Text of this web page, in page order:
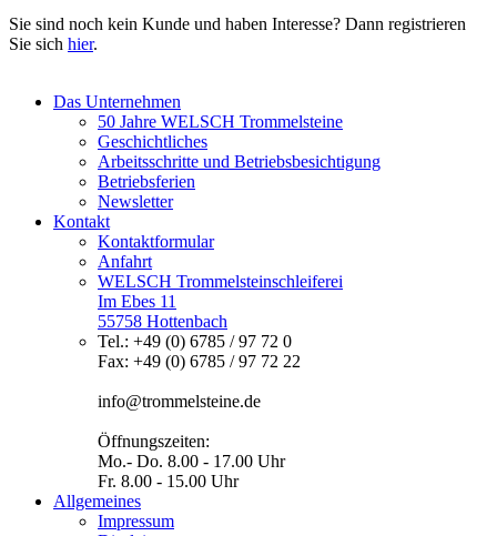
Sie sind noch kein Kunde und haben Interesse? Dann registrieren
Sie sich hier.
Das Unternehmen
50 Jahre WELSCH Trommelsteine
Geschichtliches
Arbeitsschritte und Betriebsbesichtigung
Betriebsferien
Newsletter
Kontakt
Kontaktformular
Anfahrt
WELSCH Trommelsteinschleiferei
Im Ebes 11
55758 Hottenbach
Tel.: +49 (0) 6785 / 97 72 0
Fax: +49 (0) 6785 / 97 72 22
info@trommelsteine.de
Öffnungszeiten:
Mo.- Do. 8.00 - 17.00 Uhr
Fr. 8.00 - 15.00 Uhr
Allgemeines
Impressum